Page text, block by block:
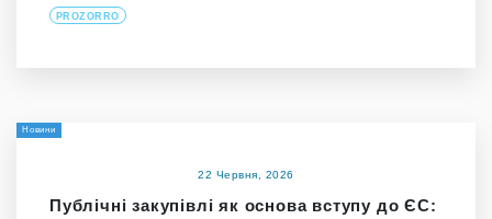
PROZORRO
Новини
22 Червня, 2026
Публічні закупівлі як основа вступу до ЄС: